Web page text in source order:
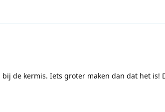
de kermis. Iets groter maken dan dat het is!